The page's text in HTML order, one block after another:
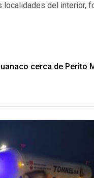
del interior,
cerca de Perito